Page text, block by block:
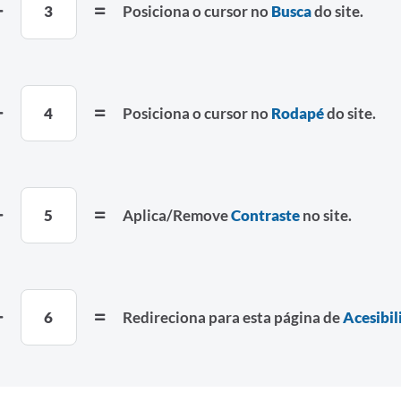
3 Posiciona o cursor no Buscado site.
4 Posiciona o cursor no Rodapédo site.
5 Aplica/RemoveContrasteno site.
6 Redireciona para esta página de